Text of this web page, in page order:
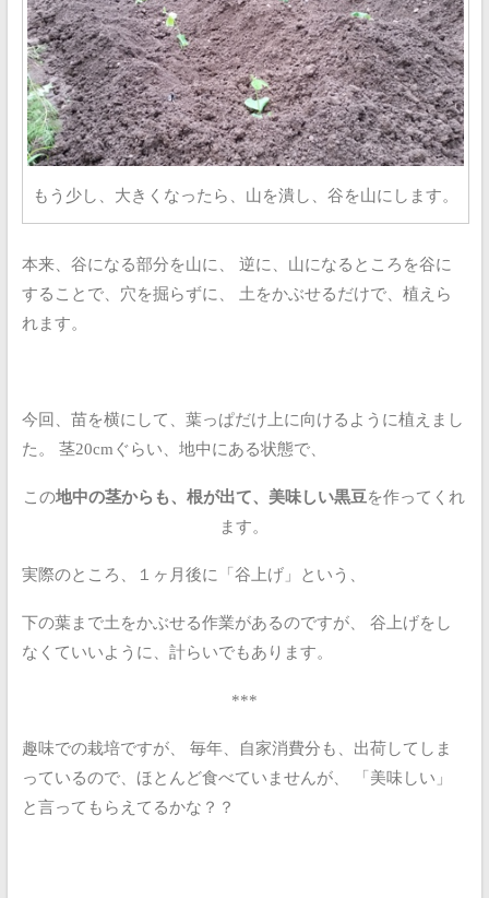
もう少し、大きくなったら、山を潰し、谷を山にします。
本来、谷になる部分を山に、
逆に、山になるところを谷に
することで、穴を掘らずに、
土をかぶせるだけで、植えら
れます。
今回、苗を横にして、葉っぱだけ上に向けるように植えまし
た。
茎20cmぐらい、地中にある状態で、
この地中の茎からも、根が出て、美味しい黒豆を作ってくれ
ます。
実際のところ、１ヶ月後に「谷上げ」という、
下の葉まで土をかぶせる作業があるのですが、
谷上げをし
なくていいように、計らいでもあります。
***
趣味での栽培ですが、
毎年、自家消費分も、出荷してしま
っているので、ほとんど食べていませんが、
「美味しい」
と言ってもらえてるかな？？